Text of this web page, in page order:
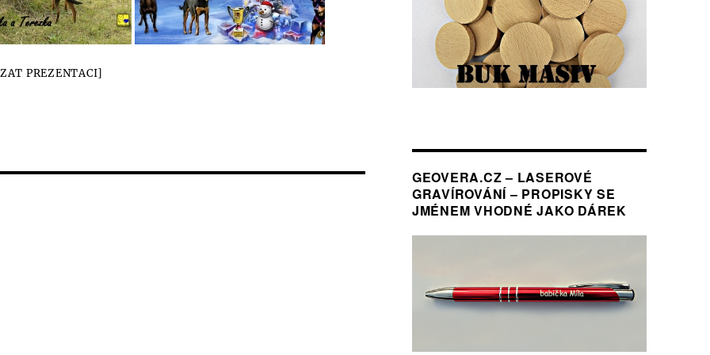
PREZENTACI]
GEOVERA.CZ – LASEROVÉ
GRAVÍROVÁNÍ – PROPISKY SE
JMÉNEM VHODNÉ JAKO DÁREK